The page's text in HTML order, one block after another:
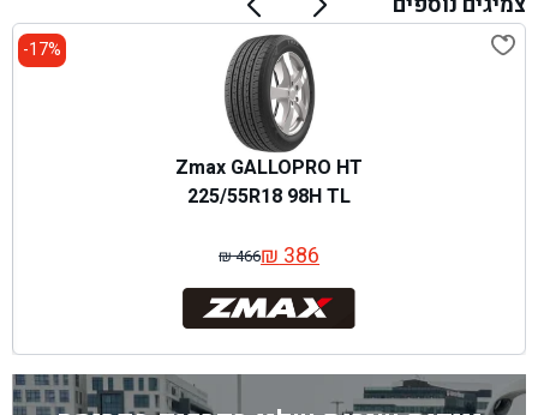
17%-
Zmax GALLOPRO HT
225/55R18 98H TL
₪466
המחיר
המקורי
היה:
₪ 466.
₪386 המחיר
הנוכחי
הוא:
₪ 386.